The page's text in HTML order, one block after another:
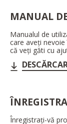
MANUAL
Manualul de
care aveți
că veți găti cu
Înregistrați-vă